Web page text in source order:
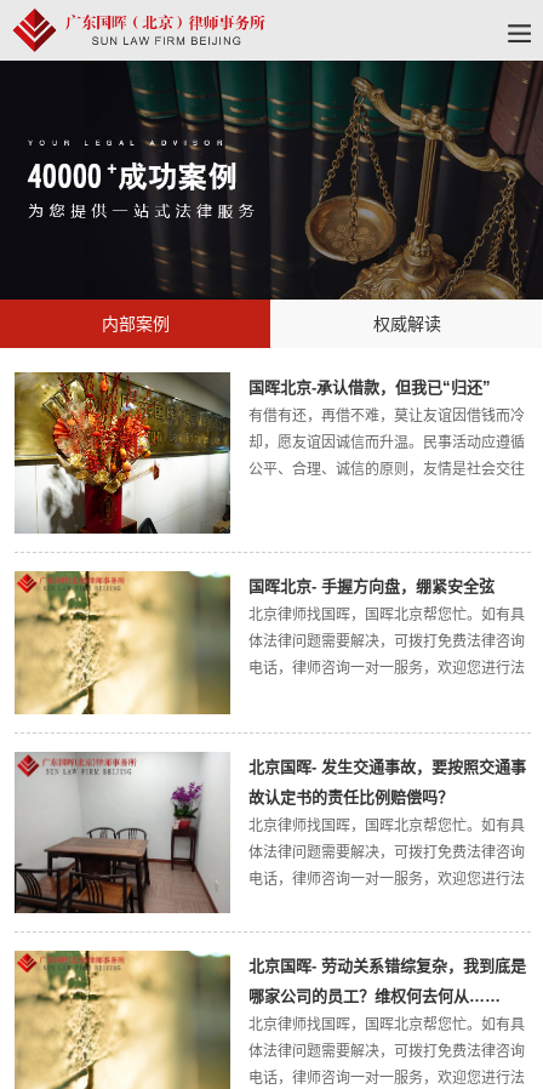
内部案例 权威解读
国晖北京-承认借款，但我已“归还”
有借有还，再借不难，莫让友谊因借钱而冷
却，愿友谊因诚信而升温。民事活动应遵循
公平、合理、诚信的原则，友情是社会交往
理的一则民间借贷纠纷案。案情简述：原被
告系朋友关系...
国晖北京- 手握方向盘，绷紧安全弦
北京律师找国晖，国晖北京帮您忙。如有具
体法律问题需要解决，可拨打免费法律咨询
电话，律师咨询一对一服务，欢迎您进行法
弦！随...
北京国晖- 发生交通事故，要按照交通事
故认定书的责任比例赔偿吗？
北京律师找国晖，国晖北京帮您忙。如有具
体法律问题需要解决，可拨打免费法律咨询
电话，律师咨询一对一服务，欢迎您进行法
权威的法律解答。今天，国晖北京律所小编
带大家了解一下：发生交通事故，要按照交
通事...
北京国晖- 劳动关系错综复杂，我到底是
哪家公司的员工？维权何去何从……
北京律师找国晖，国晖北京帮您忙。如有具
体法律问题需要解决，可拨打免费法律咨询
电话，律师咨询一对一服务，欢迎您进行法